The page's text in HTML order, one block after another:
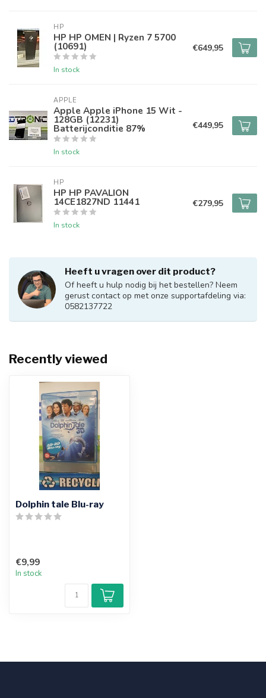
HP
HP HP OMEN | Ryzen 7 5700
(10691)
In stock
€649,95
APPLE
Apple Apple iPhone 15 Wit -
128GB (12231)
Batterijconditie 87%
In stock
€449,95
HP
HP HP PAVALION
14CE1827ND 11441
In stock
€279,95
Heeft u vragen over dit product?
Of heeft u hulp nodig bij het bestellen? Neem
gerust contact op met onze supportafdeling via:
0582137722
Recently viewed
Dolphin tale Blu-ray
€9,99
In stock